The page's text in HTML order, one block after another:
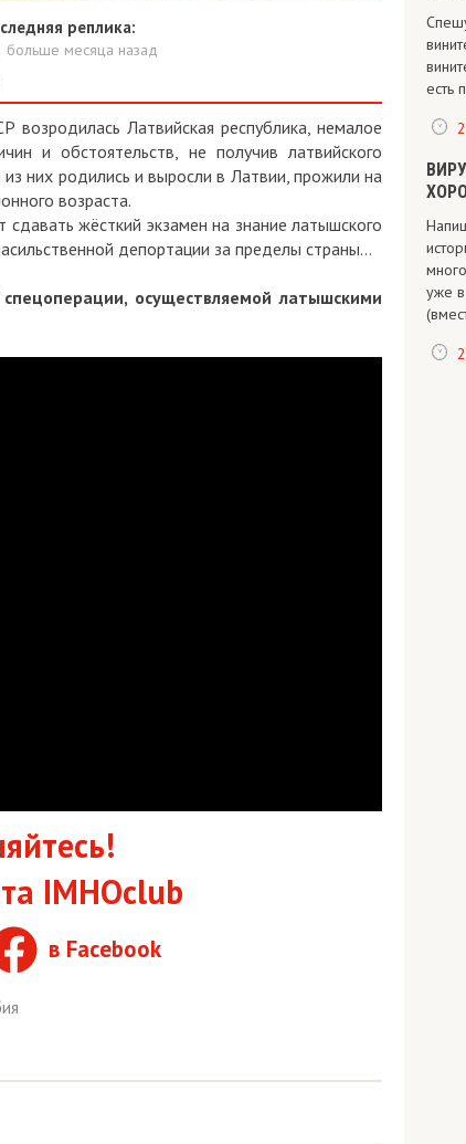
реплика:
больше месяца назад
возродилась Латвийская республика, немалое
и обстоятельств, не получив латвийского
них родились и выросли в Латвии, прожили на
возраста.
жёсткий экзамен на знание латышского
депортации за пределы страны…
осуществляемой латышскими
IMHOclub
в Facebook
есть
уже